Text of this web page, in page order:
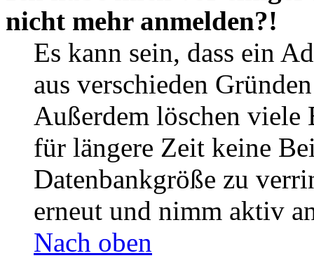
nicht mehr anmelden?!
Es kann sein, dass ein
aus verschieden
Außerdem löschen viele
für längere Zeit keine
Datenbankgröße zu
erneut und nimm aktiv
Nach oben